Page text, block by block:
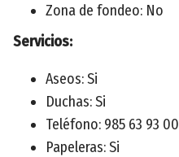
Zona de fondeo: No
Servicios:
Aseos: Si
Duchas: Si
Teléfono: 985 63 93 00
Papeleras: Si